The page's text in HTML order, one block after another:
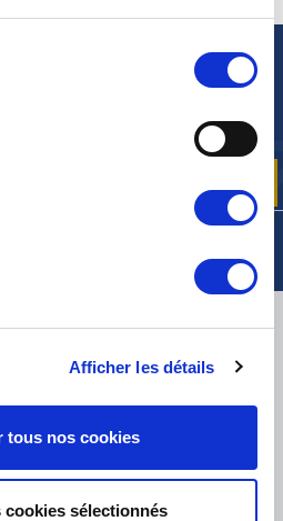
Afficher les détails
tous nos cookies
sélectionnés
DPD-GROS COLIS :TNT, GÉODIS, FRANCE EXPRESS, DPD
FEEDBACK